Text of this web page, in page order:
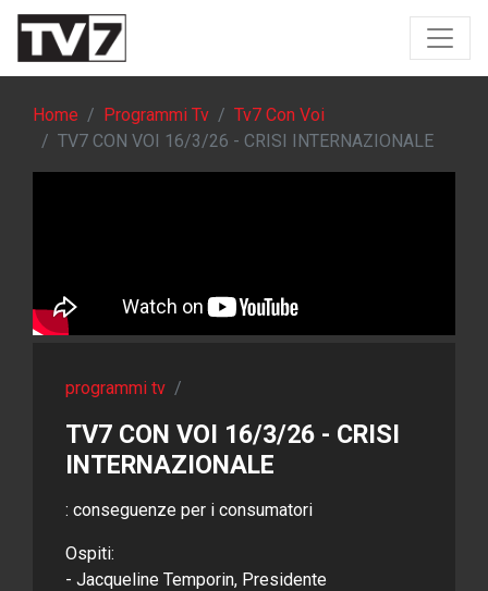
Home Programmi Tv
Tv7 Con Voi
TV7 CON VOI 16/3/26 - CRISI INTERNAZIONALE
programmi tv /
TV7 CON VOI 16/3/26 - CRISI
INTERNAZIONALE
: conseguenze per i consumatori
Ospiti:
- Jacqueline Temporin, Presidente